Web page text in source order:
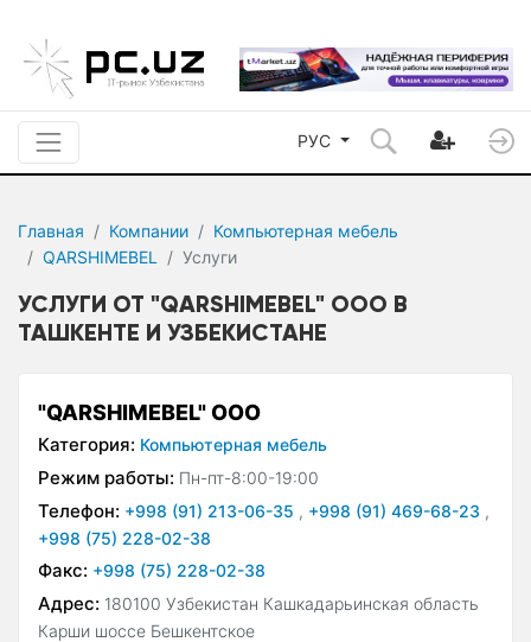
РУС
Главная Компании
Компьютерная мебель
QARSHIMEBEL
Услуги
УСЛУГИ ОТ "QARSHIMEBEL" ООО В
ТАШКЕНТЕ И УЗБЕКИСТАНЕ
"QARSHIMEBEL" ООО
Категория: Компьютерная мебель
Режим работы: Пн-пт-8:00-19:00
Телефон: +998 (91) 213-06-35 , +998 (91) 469-68-23 ,
+998 (75) 228-02-38
Факс: +998 (75) 228-02-38
Адрес: 180100 Узбекистан Кашкадарьинская область
Карши шоссе Бешкентское